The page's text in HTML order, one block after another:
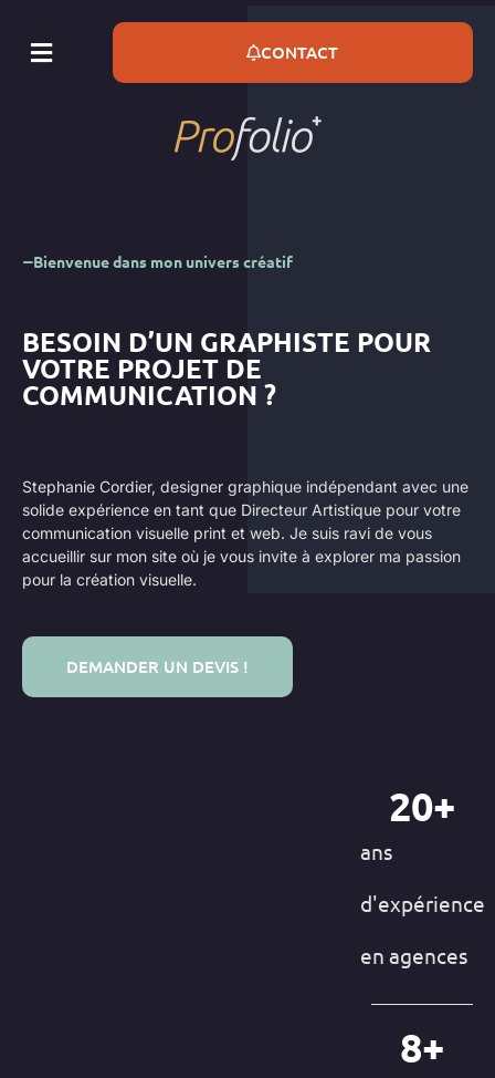
CONTACT
Bienvenue dans mon univers créatif
BESOIN D’UN GRAPHISTE POUR
VOTRE PROJET DE
COMMUNICATION ?
Stephanie Cordier, designer graphique indépendant avec une
solide expérience en tant que Directeur Artistique pour votre
communication visuelle print et web. Je suis ravi de vous
accueillir sur mon site où je vous invite à explorer ma passion
pour la création visuelle.
DEMANDER UN DEVIS !
ans
d'expérience
en agences
20+
8+